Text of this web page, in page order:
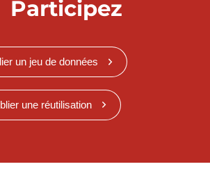
Participez
un jeu de données
une réutilisation